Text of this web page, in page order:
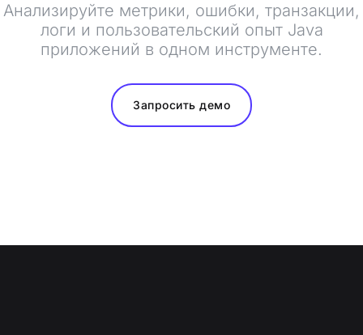
Анализируйте метрики, ошибки, транзакции,
логи и пользовательский опыт Java
приложений в одном инструменте.
Запросить демо